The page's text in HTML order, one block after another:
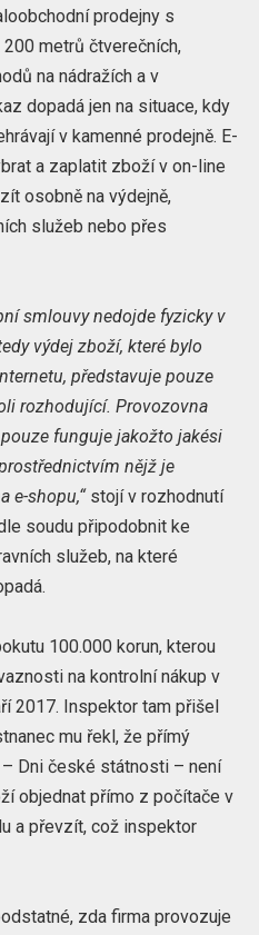
prodejny s
metrů čtverečních,
na nádražích a v
dopadá jen na situace, kdy
v kamenné prodejně. E-
a zaplatit zboží v on-line
osobně na výdejně,
služeb nebo přes
smlouvy nedojde fyzicky v
výdej zboží, které bylo
představuje pouze
rozhodující. Provozovna
funguje jakožto jakési
nějž je
e-shopu,“stojí v rozhodnutí
soudu připodobnit ke
služeb, na které
100.000 korun, kterou
na kontrolní nákup v
2017. Inspektor tam přišel
mu řekl, že přímý
Dni české státnosti – není
objednat přímo z počítače v
a převzít, což inspektor
zda firma provozuje